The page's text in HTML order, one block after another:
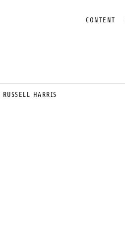
CONTENT
RUSSELL HARRIS